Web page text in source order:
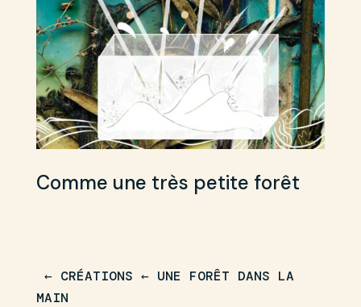
Comme une très petite forêt
← CRÉATIONS ← UNE FORÊT DANS LA
MAIN